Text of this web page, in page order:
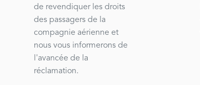
de revendiquer les droits
des passagers de la
compagnie aérienne et
nous vous informerons de
l'avancée de la
réclamation.